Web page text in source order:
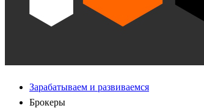
Зарабатываем и развиваемся
Брокеры